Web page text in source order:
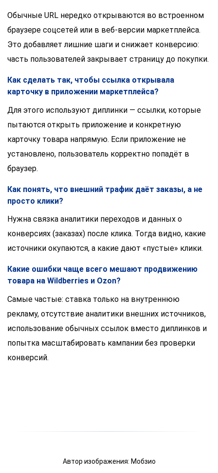
Обычные URL нередко открываются во встроенном
браузере соцсетей или в веб-версии маркетплейса.
Это добавляет лишние шаги и снижает конверсию:
часть пользователей закрывает страницу до покупки.
Как сделать так, чтобы ссылка открывала
карточку в приложении маркетплейса?
Для этого используют диплинки — ссылки, которые
пытаются открыть приложение и конкретную
карточку товара напрямую. Если приложение не
установлено, пользователь корректно попадёт в
браузер.
Как понять, что внешний трафик даёт заказы, а не
просто клики?
Нужна связка аналитики переходов и данных о
конверсиях (заказах) после клика. Тогда видно, какие
источники окупаются, а какие дают «пустые» клики.
Какие ошибки чаще всего мешают продвижению
товара на Wildberries и Ozon?
Самые частые: ставка только на внутреннюю
рекламу, отсутствие аналитики внешних источников,
использование обычных ссылок вместо диплинков и
попытка масштабировать кампании без проверки
конверсий.
Автор изображения: Мобзио